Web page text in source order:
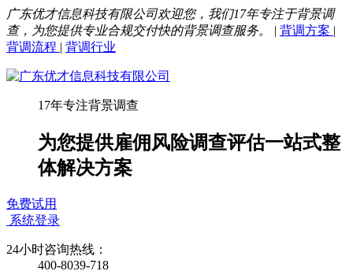
广东优才信息科技有限公司欢迎您，我们17年专注于背景调
查，为您提供专业合规交付快的背景调查服务。
| 背调方案 |
背调流程 | 背调行业
17年专注背景调查
为您提供雇佣风险调查评估一站式整
体解决方案
免费试用
系统登录
24小时咨询热线：
400-8039-718